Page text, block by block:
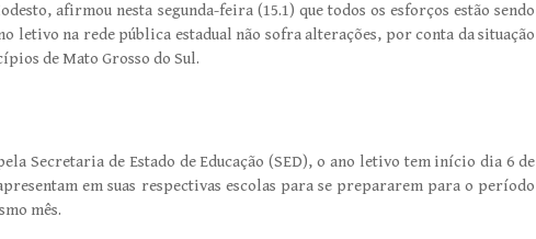
afirmou nesta segunda-feira (15.1) que todos os esforços estão sendo
letivo na rede pública estadual não sofra alterações, por conta da situação
de Mato Grosso do Sul.
Secretaria de Estado de Educação (SED), o ano letivo tem início dia 6 de
em suas respectivas escolas para se prepararem para o período
mês.